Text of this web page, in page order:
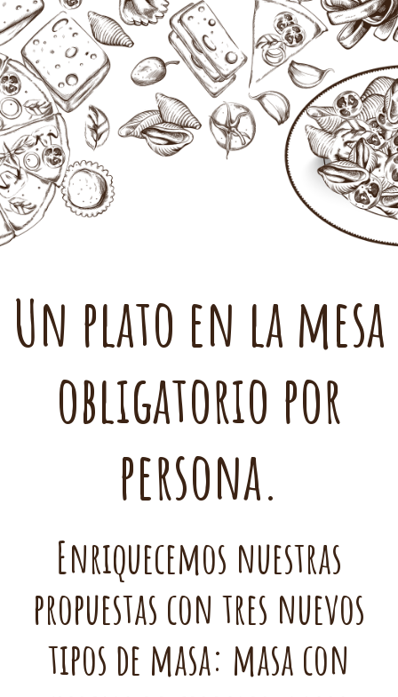
Un plato en la mesa
obligatorio por
persona.
Enriquecemos nuestras
propuestas con tres nuevos
tipos de masa: masa con